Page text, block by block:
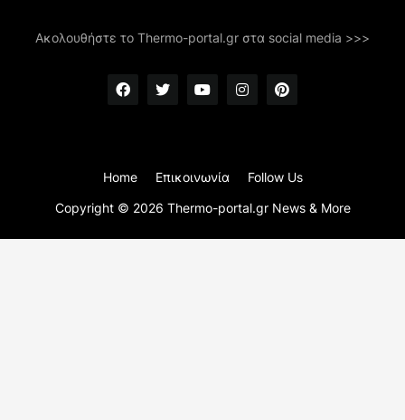
Ακολουθήστε το Thermo-portal.gr στα social media >>>
Copyright © 2026 Thermo-portal.gr News & More
Home Επικοινωνία Follow Us